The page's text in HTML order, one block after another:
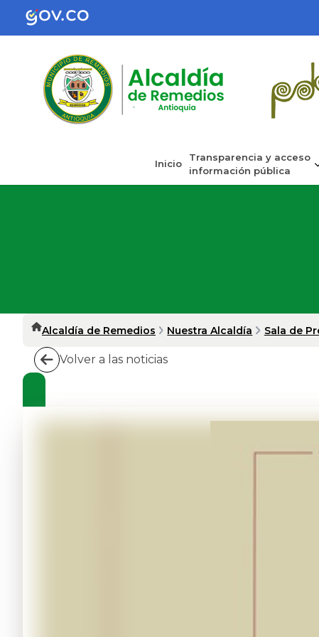
Inicio
Transparencia y acceso
información pública
Alcaldía de Remedios Nuestra Alcaldía Sala de
Volver a las noticias